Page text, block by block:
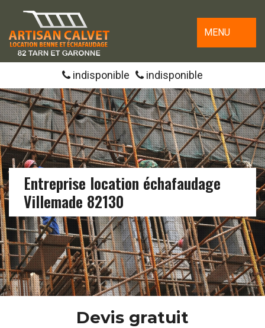
MENU
indisponible indisponible
Entreprise location échafaudage
Villemade 82130
Devis gratuit